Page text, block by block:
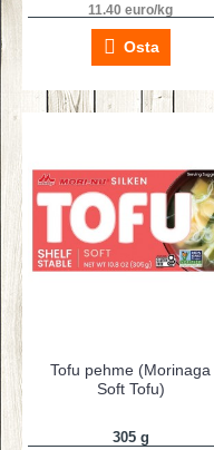
11.40 euro/kg
Osta
Tofu pehme (Morinaga
Soft Tofu)
305 g